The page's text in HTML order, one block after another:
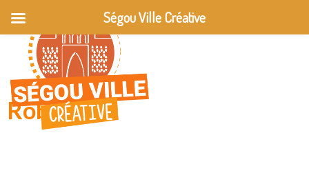
Robes
Ségou Ville Créative